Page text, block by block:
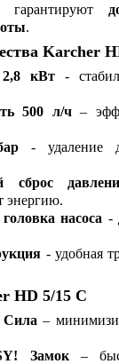
гарантируют
.
Karcher
кВт -
500 л/ч–
- удаление
сброс
энергию.
насоса -
- удобная
HD 5/15 C
–
Замок–